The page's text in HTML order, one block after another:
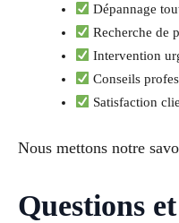
Dépannage
Recherche de
Intervention
Conseils
Satisfaction
Nous mettons notre
Questions